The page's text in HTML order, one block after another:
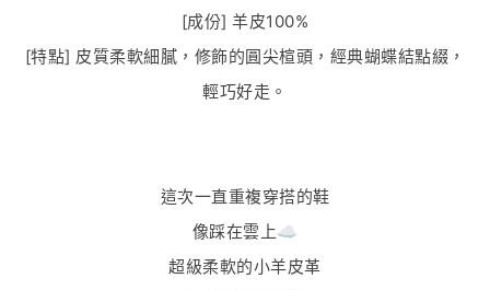
[成份] 羊皮100%
[特點] 皮質柔軟細膩，修飾的圓尖楦頭，經典蝴蝶結點綴，
輕巧好走。
這次一直重複穿搭的鞋
像踩在雲上☁️
超級柔軟的小羊皮革